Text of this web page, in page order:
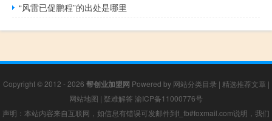
“风雷已促鹏程”的出处是哪里
Copyright © 2012 - 2026 帮创业加盟网 Powered by 网站分类目录 | 精选推荐文章 |
网站地图 | 疑难解答 渝ICP备11000776号
声明：本站内容来自互联网，如信息有错误可发邮件到f_fb#foxmail.com说明，我们